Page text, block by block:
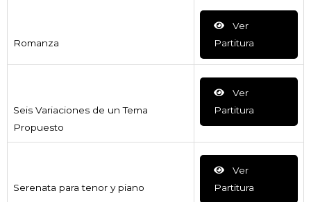
Romanza
Ver
Partitura
Seis Variaciones de un Tema
Propuesto
Ver
Partitura
Serenata para tenor y piano
Ver
Partitura